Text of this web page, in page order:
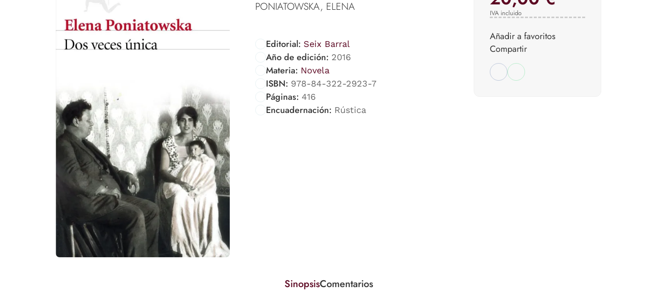
PONIATOWSKA, ELENA
Editorial: Seix Barral
Año de edición: 2016
Materia: Novela
ISBN: 978-84-322-2923-7
Páginas: 416
Encuadernación: Rústica
IVA incluido
Añadir a favoritos
Compartir
SinopsisComentarios